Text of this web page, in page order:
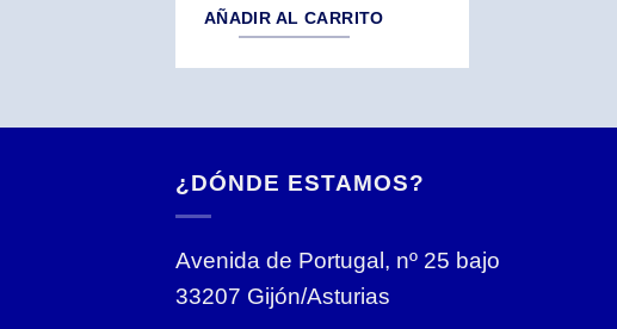
AÑADIR AL CARRITO
¿DÓNDE ESTAMOS?
Avenida de Portugal, nº 25 bajo
33207 Gijón/Asturias